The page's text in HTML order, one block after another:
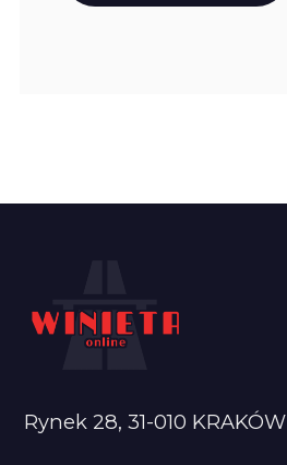
Rynek 28, 31-010 KRAKÓW